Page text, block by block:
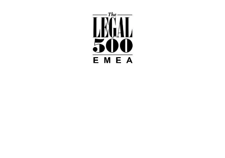
Droit social
Citation client : “Aymeric Le Goff est apprécié
pour la précision de son raisonnement, ses
excellentes capacités rédactionnelles et sa